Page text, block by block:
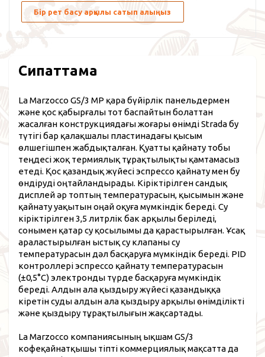
Бір рет басу арқылы сатып алыңыз
Сипаттама
La Marzocco GS/3 MP қара бүйірлік панельдермен
және қос қабырғалы тот баспайтын болаттан
жасалған конструкциядағы жоғары өнімді Strada бу
түтігі бар қалақшалы пластинадағы қысым
өлшегішпен жабдықталған. Қуатты қайнату тобы
теңдесі жоқ термиялық тұрақтылықты қамтамасыз
етеді. Қос қазандық жүйесі эспрессо қайнату мен бу
өндіруді оңтайландырады. Кіріктірілген сандық
дисплей әр топтың температурасын, қысымын және
қайнату уақытын оңай оқуға мүмкіндік береді. Су
кіріктірілген 3,5 литрлік бак арқылы беріледі,
сонымен қатар су қосылымы да қарастырылған. Ұсақ
араластырылған ыстық су клапаны су
температурасын дәл басқаруға мүмкіндік береді. PID
контроллері эспрессо қайнату температурасын
(±0,5°C) электронды түрде басқаруға мүмкіндік
береді. Алдын ала қыздыру жүйесі қазандыққа
кіретін суды алдын ала қыздыру арқылы өнімділікті
және қыздыру тұрақтылығын жақсартады.
La Marzocco компаниясының ықшам GS/3
кофеқайнатқышы тіпті коммерциялық мақсатта да